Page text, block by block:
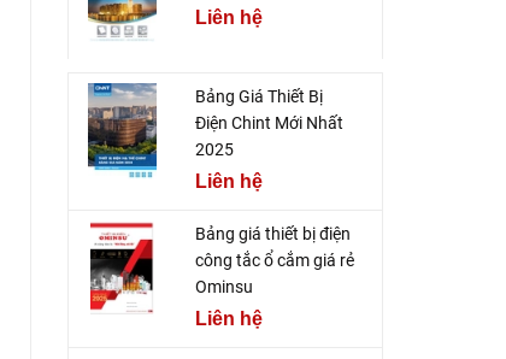
Liên hệ
Bảng Giá Thiết Bị
Điện Chint Mới Nhất
2025
Liên hệ
Bảng giá thiết bị điện
công tắc ổ cắm giá rẻ
Ominsu
Liên hệ